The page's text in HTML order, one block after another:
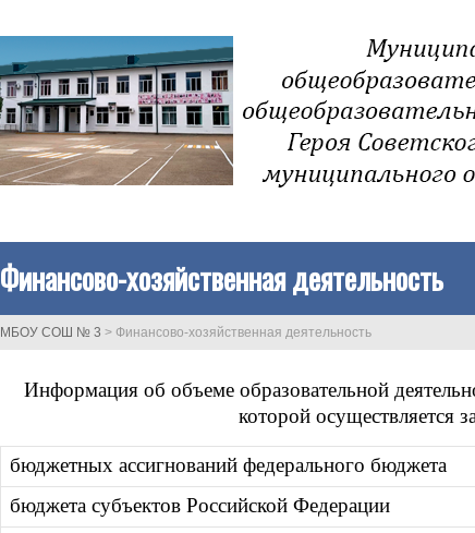
Финансово-хозяйственная деятельность
МБОУ СОШ № 3 > Финансово-хозяйственная деятельность
Информация об объеме образовательной
которой осуществляется
бюджетных ассигнований федерального бюджета
бюджета субъектов Российской Федерации